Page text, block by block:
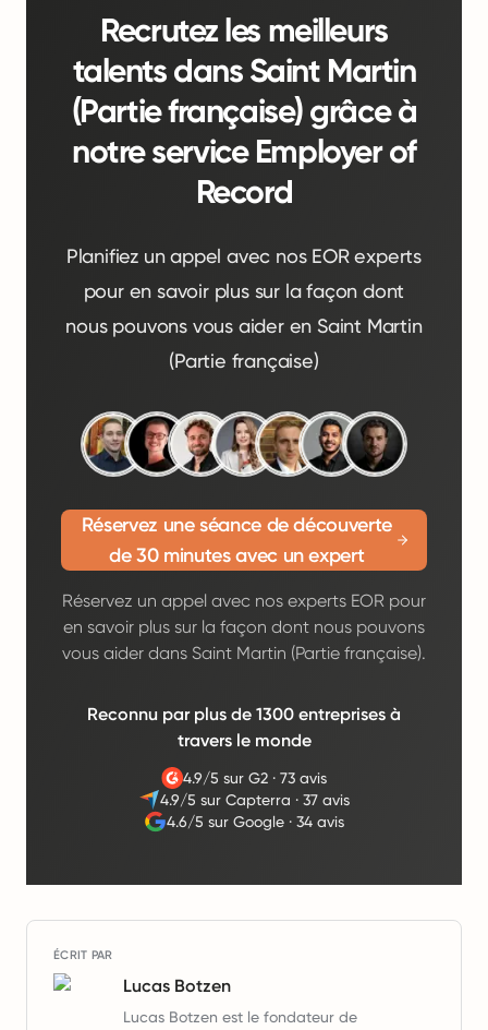
Recrutez les meilleurs
talents dans Saint Martin
(Partie française) grâce à
notre service Employer of
Record
Planifiez un appel avec nos EOR experts
pour en savoir plus sur la façon dont
nous pouvons vous aider en Saint Martin
(Partie française)
Réservez une séance de découverte
de 30 minutes avec un expert
Réservez un appel avec nos experts EOR pour
en savoir plus sur la façon dont nous pouvons
vous aider dans Saint Martin (Partie française).
Reconnu par plus de 1300 entreprises à
travers le monde
4.9/5 sur G2 ·73 avis
4.9/5 sur Capterra ·37 avis
4.6/5 sur Google· 34 avis
ÉCRIT PAR
Lucas Botzen
Lucas Botzen est le fondateur de